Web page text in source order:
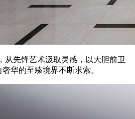
从先锋艺术汲取灵感，以大胆前卫
华的至臻境界不断求索。